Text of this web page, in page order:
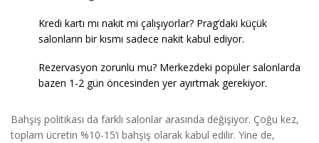
Kredi kartı mı nakit mi çalışıyorlar? Prag’daki küçük
salonların bir kısmı sadece nakit kabul ediyor.
Rezervasyon zorunlu mu? Merkezdeki popüler salonlarda
bazen 1-2 gün öncesinden yer ayırtmak gerekiyor.
Bahşiş politikası da farklı salonlar arasında değişiyor. Çoğu kez,
toplam ücretin %10-15’i bahşiş olarak kabul edilir. Yine de,